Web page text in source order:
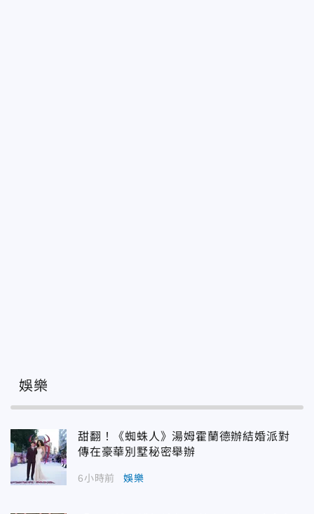
娛樂
甜翻！《蜘蛛人》湯姆霍蘭德辦結婚派對
傳在豪華別墅秘密舉辦
6小時前 娛樂